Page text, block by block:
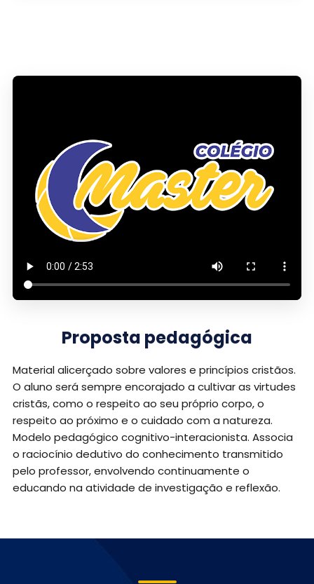
Proposta pedagógica
Material alicerçado sobre valores e princípios cristãos.
O aluno será sempre encorajado a cultivar as virtudes
cristãs, como o respeito ao seu próprio corpo, o
respeito ao próximo e o cuidado com a natureza.
Modelo pedagógico cognitivo-interacionista. Associa
o raciocínio dedutivo do conhecimento transmitido
pelo professor, envolvendo continuamente o
educando na atividade de investigação e reflexão.